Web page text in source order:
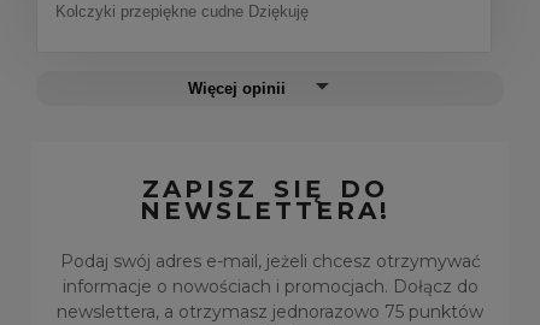
Kolczyki przepiękne cudne Dziękuję
Więcej opinii
ZAPISZ SIĘ DO
NEWSLETTERA!
Podaj swój adres e-mail, jeżeli chcesz otrzymywać
informacje o nowościach i promocjach. Dołącz do
newslettera, a otrzymasz jednorazowo 75 punktów